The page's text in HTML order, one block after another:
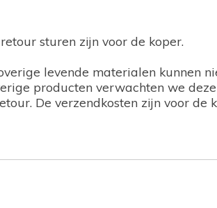
sturen zijn voor de koper.
levende materialen kunnen
producten verwachten we
De verzendkosten zijn voor de